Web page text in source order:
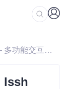
/ 探索高效远程管理新境界：lssh —— 多功能交互式SSH客户端
lssh